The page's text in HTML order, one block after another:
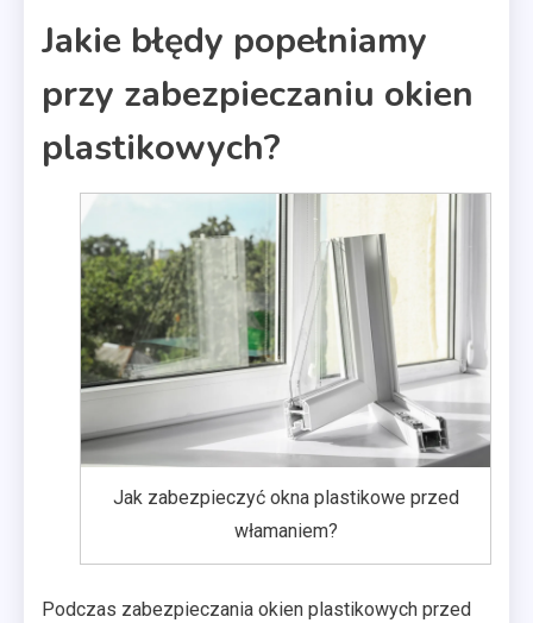
Jakie błędy popełniamy
przy zabezpieczaniu okien
plastikowych?
Jak zabezpieczyć okna plastikowe przed
włamaniem?
Podczas zabezpieczania okien plastikowych przed